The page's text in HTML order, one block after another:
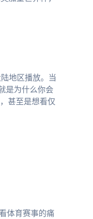
地区播放。当
是为什么你会
甚至是想看仅
体育赛事的痛